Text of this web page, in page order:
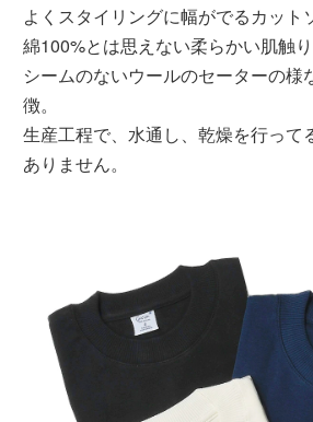
よくスタイリングに幅がでるカット
綿100%とは思えない柔らかい肌触
シームのないウールのセーターの様
徴。
生産工程で、水通し、乾燥を行って
ありません。